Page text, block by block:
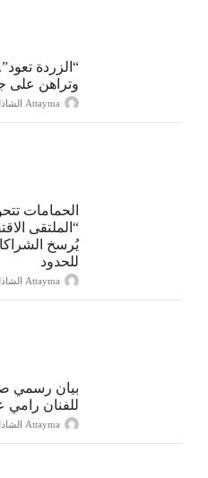
“الزردة
وتراهن على
Attayma الشاذلي عرايبية
الحمامات
“الملتقى
يُرسخ
للحدود
Attayma الشاذلي عرايبية
بيان رسمي
للفنان
Attayma الشاذلي عرايبية